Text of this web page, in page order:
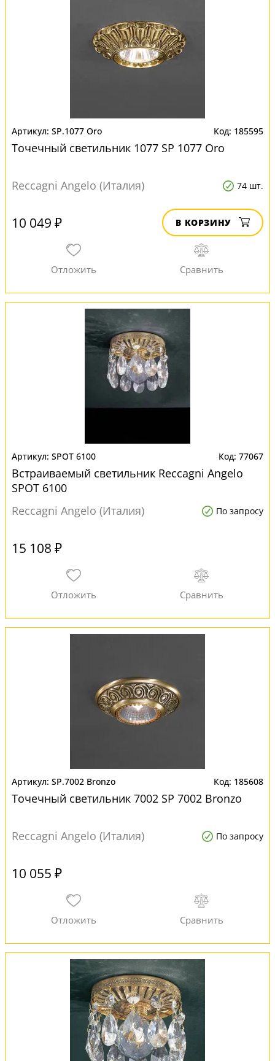
SP.1077 Oro 185595
Точечный светильник 1077 SP 1077 Oro
Reccagni Angelo (Италия) 74 шт.
10 049 ₽ В КОРЗИНУ
SPOT 6100 77067
Встраиваемый светильник Reccagni Angelo
SPOT 6100
Reccagni Angelo (Италия)
По запросу
15 108 ₽
SP.7002 Bronzo 185608
Точечный светильник 7002 SP 7002 Bronzo
Reccagni Angelo (Италия) По запросу
10 055 ₽